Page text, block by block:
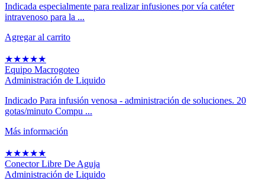
Indicada especialmente para realizar infusiones por vía catéter
intravenoso para la ...
Agregar al carrito
★★★★★
Equipo Macrogoteo
Administración de Liquido
Indicado Para infusión venosa - administración de soluciones. 20
gotas/minuto Compu ...
Más información
★★★★★
Conector Libre De Aguja
Administración de Liquido